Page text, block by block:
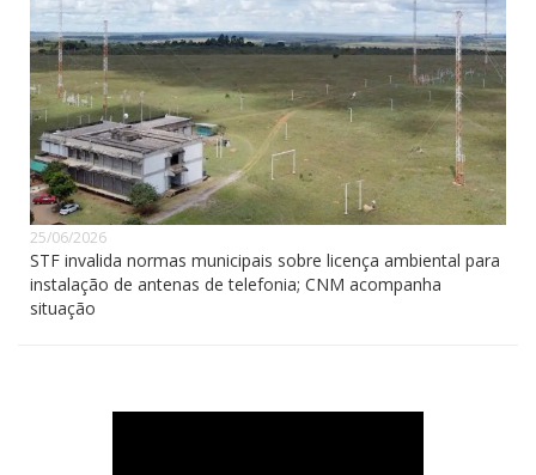
25/06/2026
STF invalida normas municipais sobre licença ambiental para
instalação de antenas de telefonia; CNM acompanha
situação